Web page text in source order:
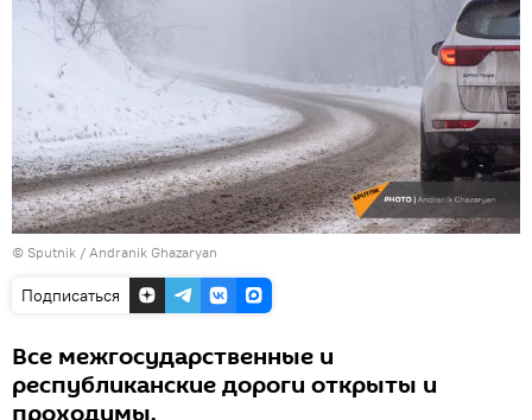
© Sputnik / Andranik Ghazaryan
Подписаться
Все межгосударственные и
республиканские дороги открыты и